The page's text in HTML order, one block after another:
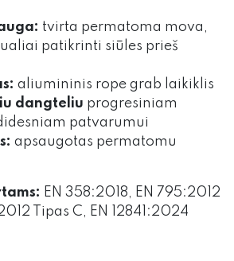
tvirta permatoma mova,
patikrinti siūles prieš
aliumininis rope grab laikiklis
dangteliu progresiniam
patvarumui
apsaugotas permatomu
EN 358:2018, EN 795:2012
Tipas C, EN 12841:2024